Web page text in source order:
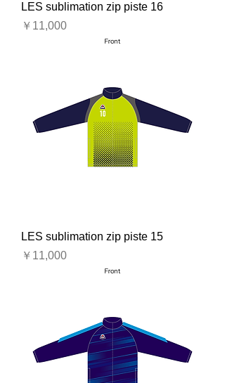
LES sublimation zip piste 16
価格
￥11,000
LES sublimation zip piste 15
価格
￥11,000